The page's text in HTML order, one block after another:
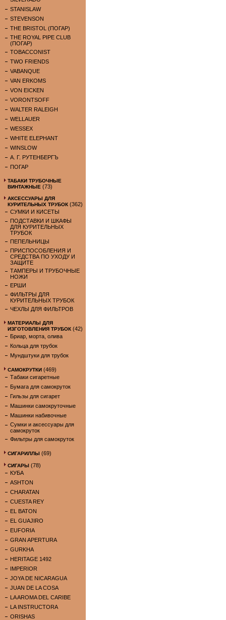
STANISLAW
STEVENSON
THE BRISTOL (ПОГАР)
THE ROYAL PIPE CLUB
(ПОГАР)
TOBACCONIST
TWO FRIENDS
VABANQUE
VAN ERKOMS
VON EICKEN
VORONTSOFF
WALTER RALEIGH
WELLAUER
WESSEX
WHITE ELEPHANT
WINSLOW
А. Г. РУТЕНБЕРГЪ
ПОГАР
ТАБАКИ ТРУБОЧНЫЕ
ВИНТАЖНЫЕ (73)
АКСЕССУАРЫ ДЛЯ
КУРИТЕЛЬНЫХ ТРУБОК (362)
СУМКИ И КИСЕТЫ
ПОДСТАВКИ И ШКАФЫ
ДЛЯ КУРИТЕЛЬНЫХ
ТРУБОК
ПЕПЕЛЬНИЦЫ
ПРИСПОСОБЛЕНИЯ И
СРЕДСТВА ПО УХОДУ И
ЗАЩИТЕ
ТАМПЕРЫ И ТРУБОЧНЫЕ
НОЖИ
ЕРШИ
ФИЛЬТРЫ ДЛЯ
КУРИТЕЛЬНЫХ ТРУБОК
ЧЕХЛЫ ДЛЯ ФИЛЬТРОВ
МАТЕРИАЛЫ ДЛЯ
ИЗГОТОВЛЕНИЯ ТРУБОК (42)
Бриар, морта, олива
Кольца для трубок
Мундштуки для трубок
САМОКРУТКИ (469)
Табаки сигаретные
Бумага для самокруток
Гильзы для сигарет
Машинки самокруточные
Машинки набивочные
Сумки и аксессуары для
самокруток
Фильтры для самокруток
СИГАРИЛЛЫ (69)
СИГАРЫ (78)
КУБА
ASHTON
CHARATAN
CUESTA REY
EL BATON
EL GUAJIRO
EUFORIA
GRAN APERTURA
GURKHA
HERITAGE 1492
IMPERIOR
JOYA DE NICARAGUA
JUAN DE LA COSA
LA AROMA DEL CARIBE
LA INSTRUCTORA
ORISHAS